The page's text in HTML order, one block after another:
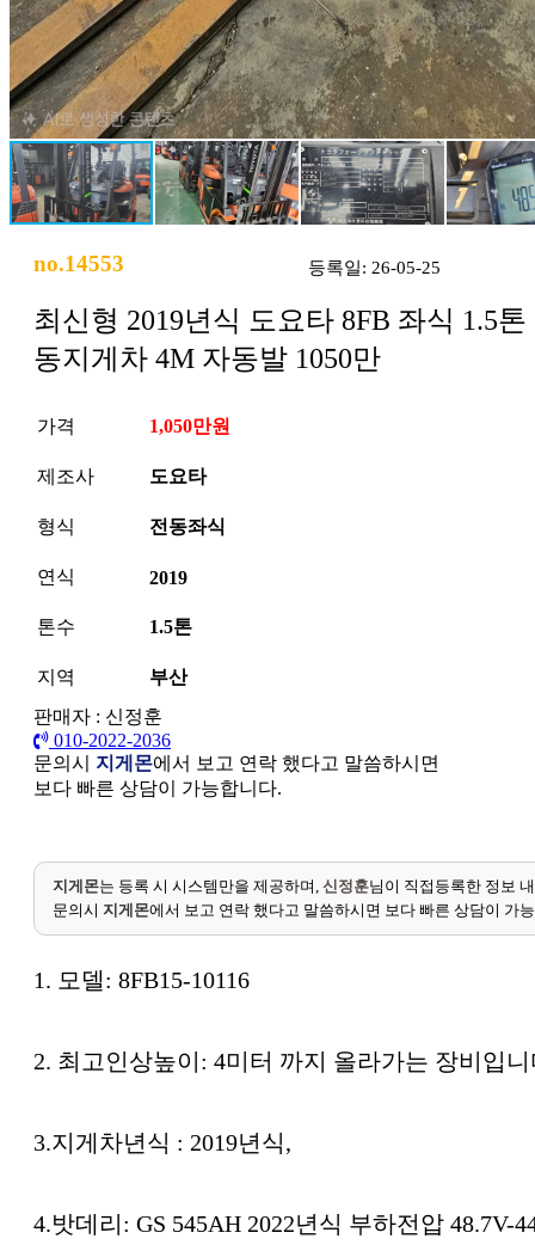
no.14553 등록일: 26-05-25
최신형 2019년식 도요타 8FB 좌식 1.5톤
동지게차 4M 자동발 1050만
가격 1,050만원
제조사 도요타
형식 전동좌식
연식 2019
톤수 1.5톤
지역
부산
판매자 : 신정훈
010-2022-2036
문의시 지게몬에서 보고 연락 했다고 말씀하시면
보다 빠른 상담이 가능합니다.
지게몬는 등록 시 시스템만을 제공하며, 신정훈님이 직접등록한 정보
문의시 지게몬에서 보고 연락 했다고 말씀하시면 보다 빠른 상담이 가
1. 모델: 8FB15-10116
2. 최고인상높이: 4미터 까지 올라가는 장비입
3.지게차년식 : 2019년식,
4.밧데리: GS 545AH 2022년식 부하전압 48.7V-